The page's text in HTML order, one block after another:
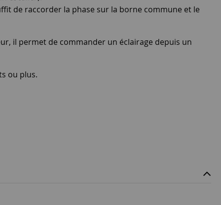
de raccorder la phase sur la borne commune et le
il permet de commander un éclairage depuis un
ou plus.